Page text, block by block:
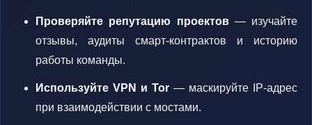
Проверяйте репутацию проектов— изучайте
отзывы, аудиты смарт-контрактов и историю
работы команды.
Используйте VPN и Tor — маскируйте IP-адрес
при взаимодействии с мостами.